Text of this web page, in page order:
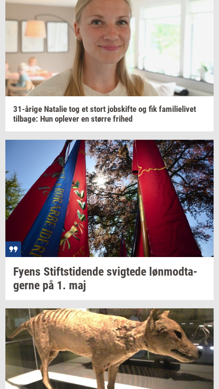
31-​årige Na­ta­lie tog et stort jobs­kif­te og fik fa­mi­li­e­li­vet
til­ba­ge: Hun op­le­ver en stør­re fri­hed
Fyens Stift­s­ti­den­de svig­te­de løn­mod­ta­
ger­ne på 1. maj